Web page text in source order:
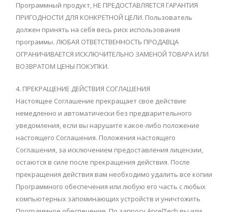
Программный продукт, НЕ ПРЕДОСТАВЛЯЕТСЯ ГАРАНТИЯ
ПРИГОДНОСТИ ДЛЯ КОНКРЕТНОЙ ЦЕЛИ. Пользователь
должен принять на себя весь риск использования
программы. ЛЮБАЯ ОТВЕТСТВЕННОСТЬ ПРОДАВЦА
ОГРАНИЧИВАЕТСЯ ИСКЛЮЧИТЕЛЬНО ЗАМЕНОЙ ТОВАРА ИЛИ
ВОЗВРАТОМ ЦЕНЫ ПОКУПКИ.
4. ПРЕКРАЩЕНИЕ ДЕЙСТВИЯ СОГЛАШЕНИЯ
Настоящее Соглашение прекращает свое действие
немедленно и автоматически без предварительного
уведомления, если вы нарушите какое-либо положение
настоящего Соглашения. Положения настоящего
Соглашения, за исключением предоставления лицензии,
остаются в силе после прекращения действия. После
прекращения действия вам необходимо удалить все копии
Программного обеспечения или любую его часть с любых
компьютерных запоминающих устройств и уничтожить